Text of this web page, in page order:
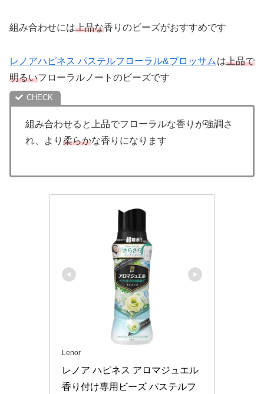
組み合わせには上品な香りのビーズがおすすめです
レノアハピネス パステルフローラル&ブロッサム は上品で
明るいフローラルノートのビーズです
組み合わせると上品でフローラルな香りが強調さ
れ、より 柔らかな香りになります
Lenor
レノア ハピネス アロマジュエル
香り付け専用ビーズ パステルフ